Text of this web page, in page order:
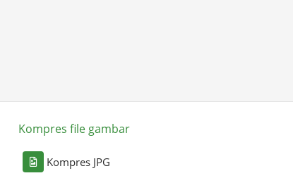
Kompres file gambar
Kompres JPG